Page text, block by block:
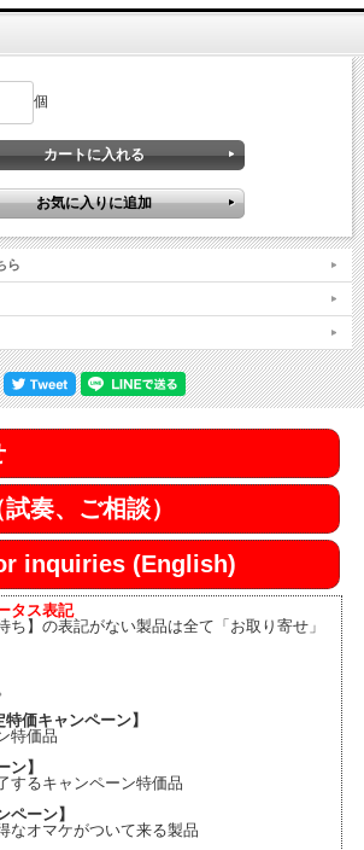
個
ら
奏、ご相談）
inquiries (English)
タス表記
ち】の表記がない製品は全て「お取り寄せ」
価キャンペーン】
特価品
ン】
するキャンペーン特価品
ペーン】
なオマケがついて来る製品